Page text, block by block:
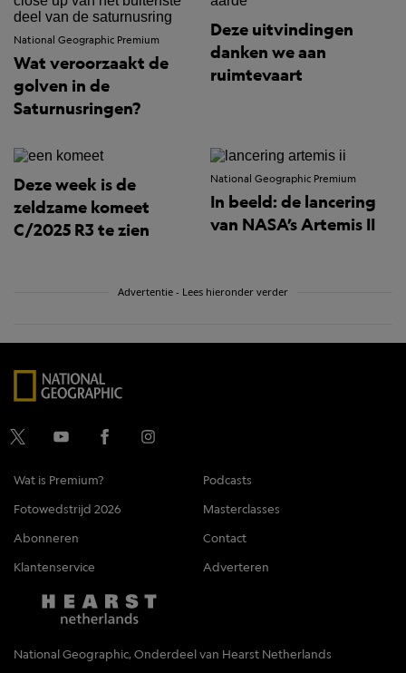
National Geographic Premium
Wat veroorzaakt de
golven in de
Saturnusringen?
Deze uitvindingen
danken we aan
ruimtevaart
Deze week is de
zeldzame komeet
C/2025 R3 te zien
National Geographic Premium
In beeld: de lancering
van NASA’s Artemis II
Advertentie - Lees hieronder verder
Wat is Premium?
Podcasts
Fotowedstrijd 2026
Masterclasses
Abonneren
Contact
Klantenservice
Adverteren
National Geographic, Onderdeel van Hearst Netherlands